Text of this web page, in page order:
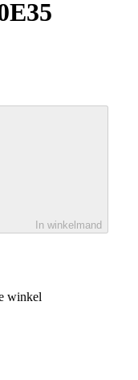
In winkelmand
winkel